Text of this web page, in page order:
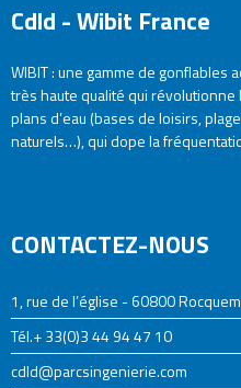
Cdld - Wibit France
WIBIT : une gamme de gonflables
très haute qualité qui révolutionne
plans d’eau (bases de loisirs,
naturels…), qui dope la
CONTACTEZ-NOUS
1, rue de l’église - 60800
Tél.+ 33(0)3 44 94 47 10
cdld@parcsingenierie.com